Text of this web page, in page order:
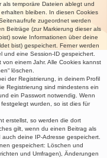
als temporäre Dateien ablegt und
bleiben. In diesen Cookies
zugeordnet werden
Beiträge (zur Markierung dieser als
sowie Informationen über deine
bist) gespeichert. Ferner werden
und eine Session-ID gespeichert.
einem Jahr. Alle Cookies kannst
löschen.
der Registrierung, in deinem Profil
Registrierung sind mindestens ein
ein Passwort notwendig. Wenn
wurden, so ist dies für
erstellst, so werden die dort
gilt, wenn du einen Beitrag als
deine IP-Adresse gespeichert.
gespeichert: Löschen und
und Umfragen), Änderungen